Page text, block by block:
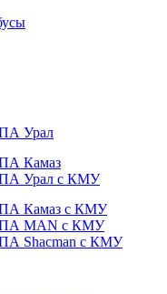
Урал
Камаз
Урал с КМУ
Камаз с КМУ
ГПА MAN с КМУ
Shacman с КМУ